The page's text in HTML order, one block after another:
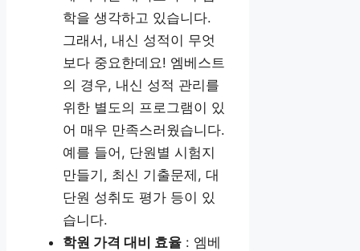
학을 생각하고 있습니다.
그래서, 내신 성적이 무엇
보다 중요한데요! 엠베스트
의 경우, 내신 성적 관리를
위한 별도의 프로그램이 있
어 매우 만족스러웠습니다.
예를 들어, 단원별 시험지
만들기, 최신 기출문제, 대
단원 성취도 평가 등이 있
습니다.
학원 가격 대비 효율 : 엠베